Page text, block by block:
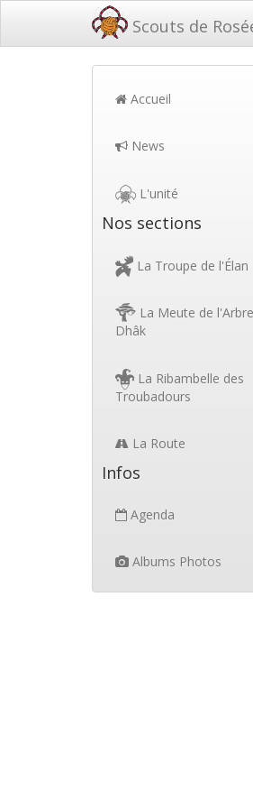
Scouts de
Accueil
News
L'unité
Nos sections
La Troupe de l'Élan
La Meute de
Dhâk
La Ribambelle des
Troubadours
La Route
Infos
Agenda
Albums Photos